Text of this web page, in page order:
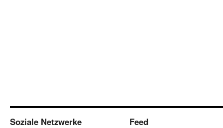
Soziale Netzwerke Feed